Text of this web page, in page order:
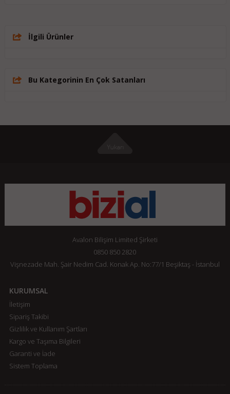
İlgili Ürünler
Bu Kategorinin En Çok Satanları
Avalon Bilişim Limited Şirketi
0850 850 2820
Vişnezade Mah. Şair Nedim Cad. Konak Ap. No:77/1 Beşiktaş - İstanbul
KURUMSAL
İletişim
Sipariş Takibi
Gizlilik ve Kullanım Şartları
Kargo ve Taşıma Bilgileri
Garanti ve İade
Sistem Toplama